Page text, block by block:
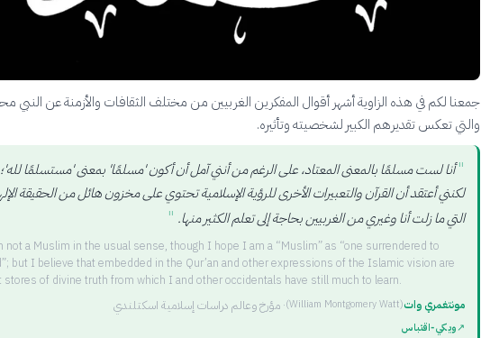
جمعنا لكم في هذه الزاوية أشهر أقوال المفكرين الغربيين من مختلف الثقافات والأزمنة عن النبي
والتي تعكس تقديرهم الكبير لشخصيته وتأثيره.
" أنا لست مسلمًا بالمعنى المعتاد، على الرغم من أنني آمل أن أكون 'مسلمًا' بمعنى 'مستسلمًا لله'؛
لكنني أعتقد أن القرآن والتعبيرات الأخرى للرؤية الإسلامية تحتوي على مخزون هائل من الحقيقة
التي ما زلت أنا وغيري من الغربيين بحاجة إلى تعلم الكثير منها. "
not a Muslim in the usual sense, though I hope I am a “Muslim” as “one surrendered to
but I believe that embedded in the Qur’an and other expressions of the Islamic vision are
stores of divine truth from which I and other occidentals have still much to learn.
مونتغمري وات
(William Montgomery Watt)
· مؤرخ وعالم دراسات إسلامية اسكتلندي
↗ويكي‑اقتباس